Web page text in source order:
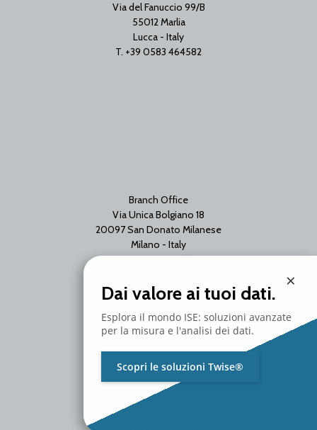
Via del Fanuccio 99/B
55012 Marlia
Lucca - Italy
T. +39 0583 464582
Branch Office
Via Unica Bolgiano 18
20097 San Donato Milanese
Milano - Italy
T. +39 02 2153663
P.Iva / C.F. 01642060469
×
Dai valore ai tuoi dati.
Esplora il mondo ISE: soluzioni avanzate
per la misura e l'analisi dei dati.
Scopri le soluzioni Twise®